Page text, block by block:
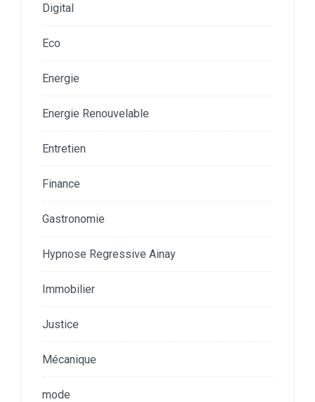
Digital
Eco
Energie
Energie Renouvelable
Entretien
Finance
Gastronomie
Hypnose Regressive Ainay
Immobilier
Justice
Mécanique
mode